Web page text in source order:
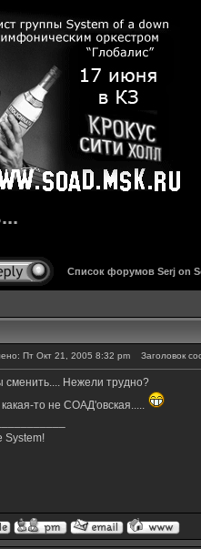
Список форумов Serj on
Пт Окт 21, 2005 8:32 pm Заголовок
сменить.... Нежели трудно?
то не СОАД'овская.....
System!